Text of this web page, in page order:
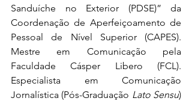
Sanduíche no Exterior (PDSE)” da
Coordenação de Aperfeiçoamento de
Pessoal de Nível Superior (CAPES).
Mestre em Comunicação pela
Faculdade Cásper Libero (FCL).
Especialista em Comunicação
Jornalística (Pós-Graduação Lato Sensu)